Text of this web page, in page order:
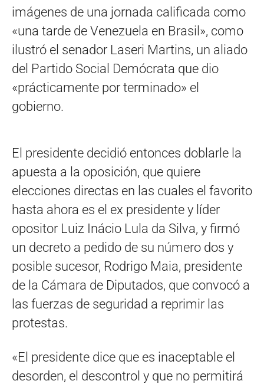
imágenes de una jornada calificada como
«una tarde de Venezuela en Brasil», como
ilustró el senador Laseri Martins, un aliado
del Partido Social Demócrata que dio
«prácticamente por terminado» el
gobierno.
El presidente decidió entonces doblarle la
apuesta a la oposición, que quiere
elecciones directas en las cuales el favorito
hasta ahora es el ex presidente y líder
opositor Luiz Inácio Lula da Silva, y firmó
un decreto a pedido de su número dos y
posible sucesor, Rodrigo Maia, presidente
de la Cámara de Diputados, que convocó a
las fuerzas de seguridad a reprimir las
protestas.
«El presidente dice que es inaceptable el
desorden, el descontrol y que no permitirá